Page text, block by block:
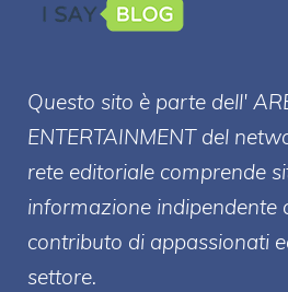
Questo sito è parte dell'
ENTERTAINMENT del
rete editoriale comprende
informazione indipendente
contributo di appassionati
settore.